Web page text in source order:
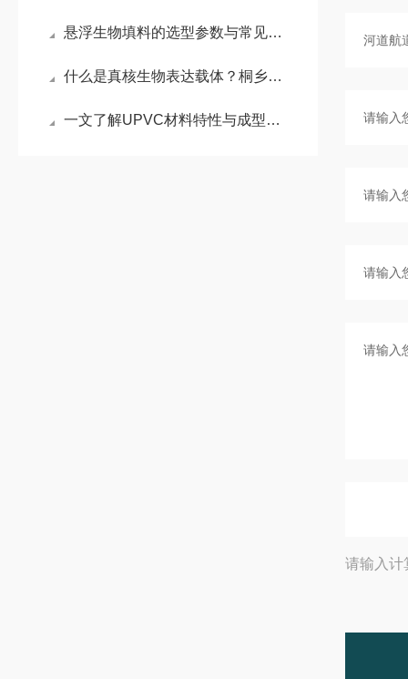
悬浮生物填料的选型参数与常见误区避坑指南
什么是真核生物表达载体？桐乡小老板来为你揭秘
一文了解UPVC材料特性与成型要点
请输入计